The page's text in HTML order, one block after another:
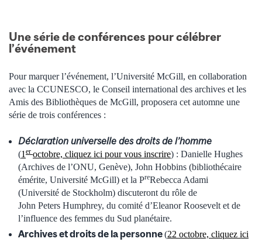
Une série de conférences pour célébrer
l’événement
Pour marquer l’événement, l’Université McGill, en collaboration
avec la CCUNESCO, le Conseil international des archives et les
Amis des Bibliothèques de McGill, proposera cet automne une
série de trois conférences :
Déclaration universelle des droits de l’homme
(1 er octobre, cliquez ici pour vous inscrire) : Danielle Hughes
(Archives de l’ONU, Genève), John Hobbins (bibliothécaire
émérite, Université McGill) et la PreRebecca Adami
(Université de Stockholm) discuteront du rôle de
John Peters Humphrey, du comité d’Eleanor Roosevelt et de
l’influence des femmes du Sud planétaire.
Archives et droits de la personne(22 octobre, cliquez ici